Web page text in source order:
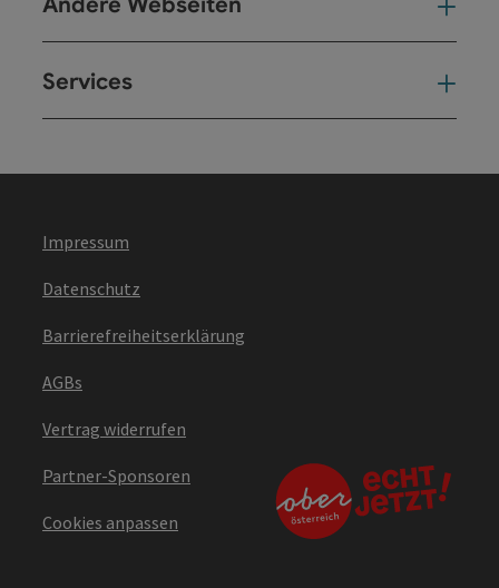
Services
Impressum
Datenschutz
Barrierefreiheitserklärung
AGBs
Vertrag widerrufen
Partner-Sponsoren
Cookies anpassen